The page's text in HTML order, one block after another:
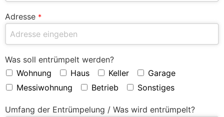
Adresse *
Was soll entrümpelt werden?
Wohnung
Haus Keller
Garage
Messiwohnung
Betrieb Sonstiges
Umfang der Entrümpelung / Was wird entrümpelt?